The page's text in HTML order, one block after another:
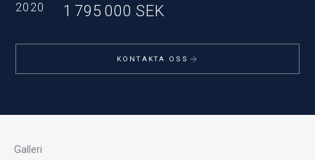
2020 1 795 000 SEK
KONTAKTA OSS
Galleri